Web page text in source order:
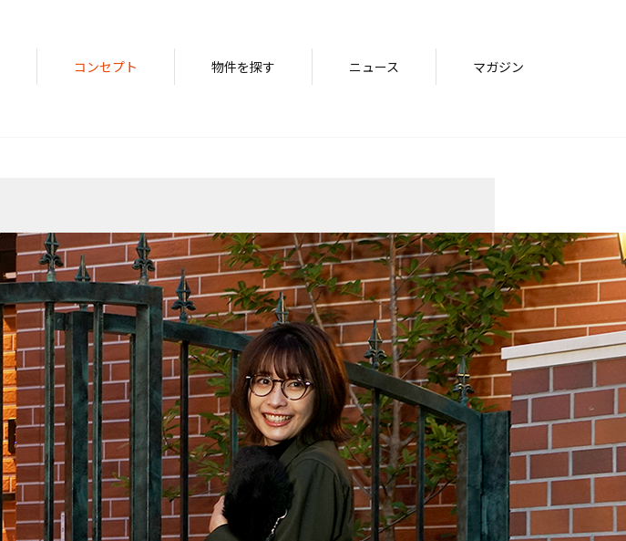
コンセプト 物件を探す ニュース マガジン